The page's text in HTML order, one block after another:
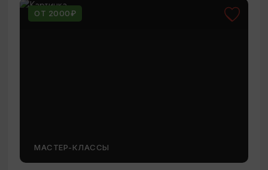
ОТ 2000₽
МАСТЕР-КЛАССЫ